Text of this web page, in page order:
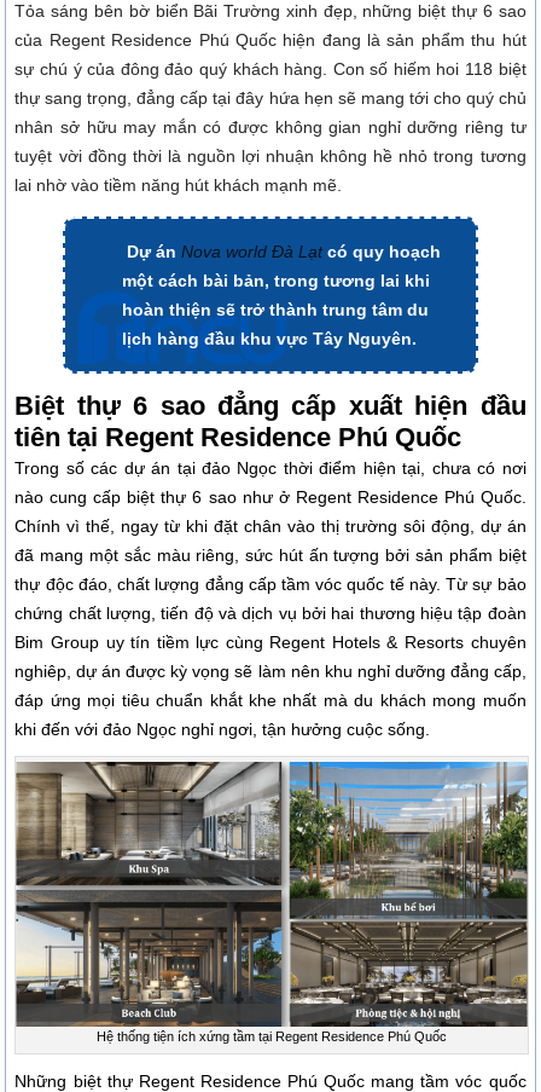
Tỏa sáng bên bờ biển Bãi Trường xinh đẹp, những biệt thự 6 sao
của Regent Residence Phú Quốc hiện đang là sản phẩm thu hút
sự chú ý của đông đảo quý khách hàng. Con số hiếm hoi 118 biệt
thự sang trọng, đẳng cấp tại đây hứa hẹn sẽ mang tới cho quý chủ
nhân sở hữu may mắn có được không gian nghỉ dưỡng riêng tư
tuyệt vời đồng thời là nguồn lợi nhuận không hề nhỏ trong tương
lai nhờ vào tiềm năng hút khách mạnh mẽ.
Dự ánNova world Đà Lạtcó quy hoạch
một cách bài bản, trong tương lai khi
hoàn thiện sẽ trở thành trung tâm du
lịch hàng đầu khu vực Tây Nguyên.
Biệt thự 6 sao đẳng cấp xuất hiện đầu
tiên tại Regent Residence Phú Quốc
Trong số các dự án tại đảo Ngọc thời điểm hiện tại, chưa có nơi
nào cung cấp biệt thự 6 sao như ở Regent Residence Phú Quốc.
Chính vì thế, ngay từ khi đặt chân vào thị trường sôi động, dự án
đã mang một sắc màu riêng, sức hút ấn tượng bởi sản phẩm biệt
thự độc đáo, chất lượng đẳng cấp tầm vóc quốc tế này. Từ sự bảo
chứng chất lượng, tiến độ và dịch vụ bởi hai thương hiệu tập đoàn
Bim Group uy tín tiềm lực cùng Regent Hotels & Resorts chuyên
nghiêp, dự án được kỳ vọng sẽ làm nên khu nghỉ dưỡng đẳng cấp,
đáp ứng mọi tiêu chuẩn khắt khe nhất mà du khách mong muốn
khi đến với đảo Ngọc nghỉ ngơi, tận hưởng cuộc sống.
Hệ thống tiện ích xứng tầm tại Regent Residence Phú Quốc
Những biệt thự Regent Residence Phú Quốc mang tầm vóc quốc